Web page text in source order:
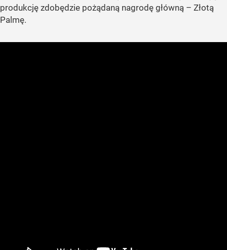
produkcję zdobędzie pożądaną nagrodę główną – Złotą
Palmę.